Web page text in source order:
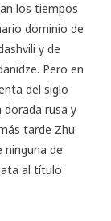
los tiempos
dominio de
y de
Pero en
del siglo
dorada rusa y
tarde Zhu
ninguna de
al título